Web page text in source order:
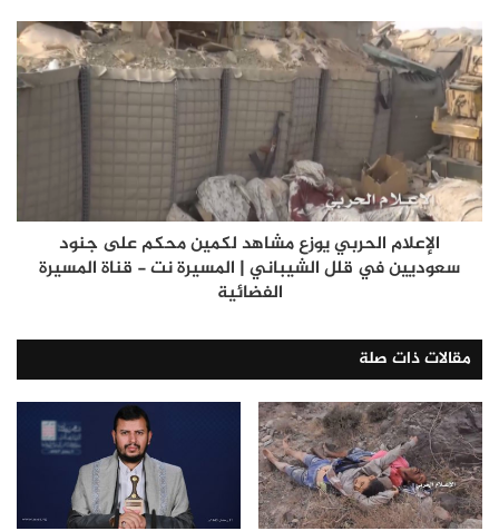
الإعلام الحربي يوزع مشاهد لكمين محكم على جنود
سعوديين في قلل الشيباني | المسيرة نت - قناة المسيرة
الفضائية
مقالات ذات صلة